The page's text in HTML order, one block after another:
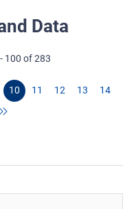
Data
100 of 283
10 11 12 13
14